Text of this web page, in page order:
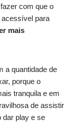
com que o
para
mais
a quantidade de
porque o
tranquila e em
de assistir
dar play e se